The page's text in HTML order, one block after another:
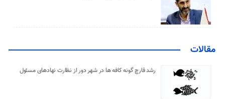
مقالات
رشد قارچ گونه کافه ها در شهر دور از نظارت نهادهای مسئول